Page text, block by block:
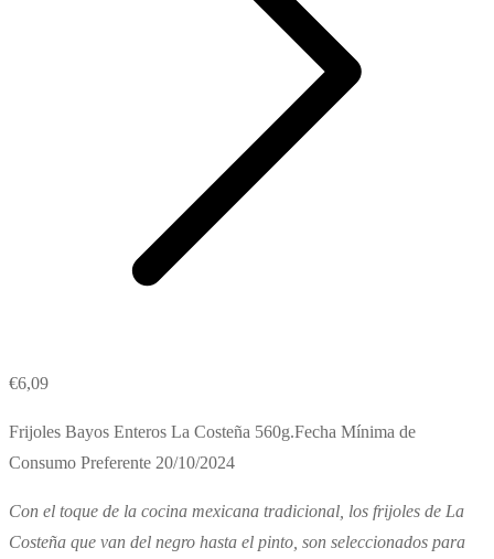
€6,09
Frijoles Bayos Enteros La Costeña 560g.Fecha Mínima de
Consumo Preferente 20/10/2024
Con el toque de la cocina mexicana tradicional, los frijoles de La
Costeña que van del negro hasta el pinto, son seleccionados para